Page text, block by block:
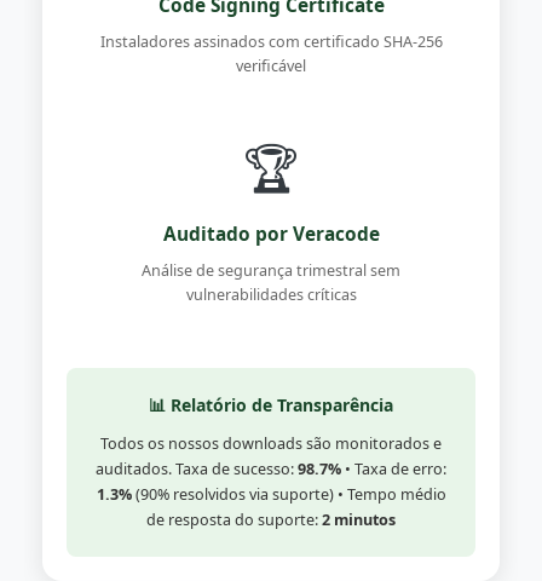
Code Signing Certificate
Instaladores assinados com certificado SHA-256
verificável
🏆
Auditado por Veracode
Análise de segurança trimestral sem
vulnerabilidades críticas
📊 Relatório de Transparência
Todos os nossos downloads são monitorados e
auditados. Taxa de sucesso:98.7% • Taxa de erro:
1.3%(90% resolvidos via suporte) • Tempo médio
de resposta do suporte:2 minutos